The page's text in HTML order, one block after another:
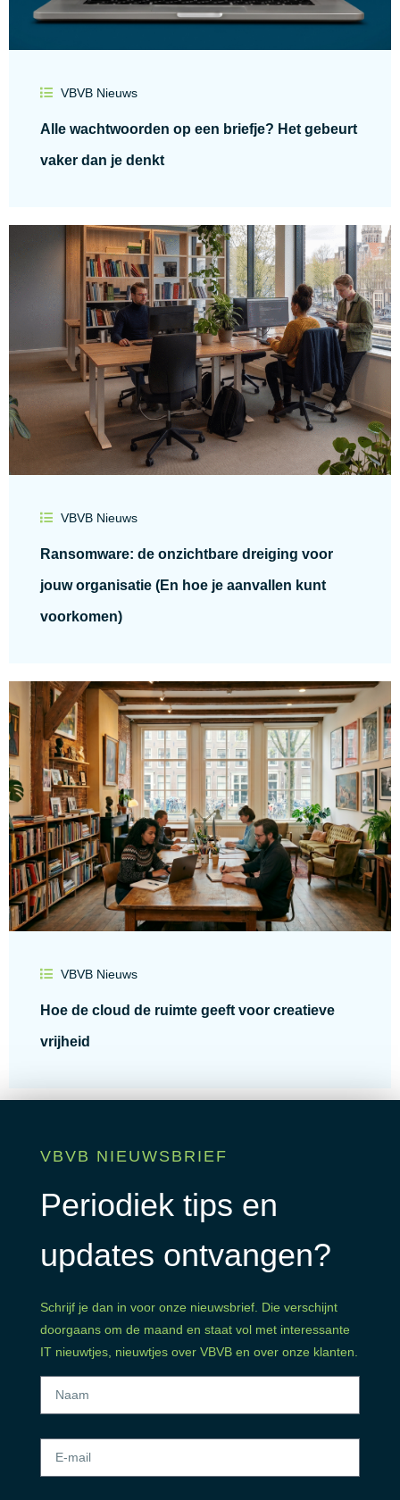
VBVB Nieuws
Alle wachtwoorden op een briefje? Het gebeurt
vaker dan je denkt
VBVB Nieuws
Ransomware: de onzichtbare dreiging voor
jouw organisatie (En hoe je aanvallen kunt
voorkomen)
VBVB Nieuws
Hoe de cloud de ruimte geeft voor creatieve
vrijheid
VBVB NIEUWSBRIEF
Periodiek tips en
updates ontvangen?
Schrijf je dan in voor onze nieuwsbrief. Die verschijnt
doorgaans om de maand en staat vol met interessante
IT nieuwtjes, nieuwtjes over VBVB en over onze klanten.